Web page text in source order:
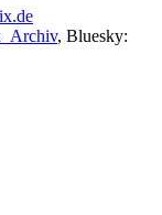
, Bluesky: